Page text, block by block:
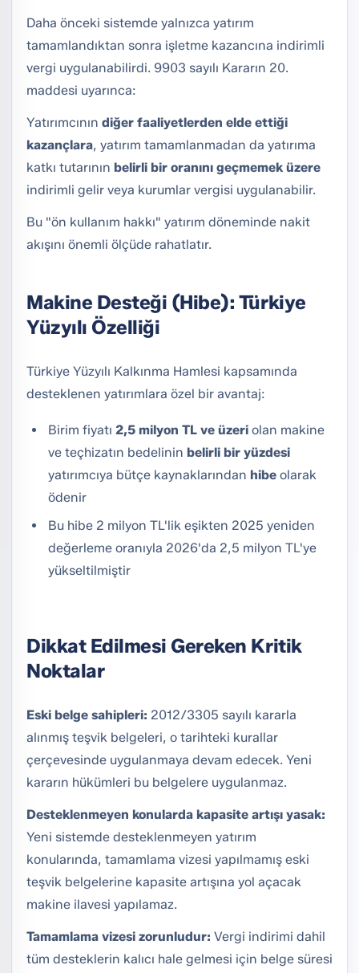
Daha önceki sistemde yalnızca yatırım
tamamlandıktan sonra işletme kazancına indirimli
vergi uygulanabilirdi. 9903 sayılı Kararın 20.
maddesi uyarınca:
Yatırımcının diğer faaliyetlerden elde ettiği
kazançlara, yatırım tamamlanmadan da yatırıma
katkı tutarının belirli bir oranını geçmemek üzere
indirimli gelir veya kurumlar vergisi uygulanabilir.
Bu "ön kullanım hakkı" yatırım döneminde nakit
akışını önemli ölçüde rahatlatır.
Makine Desteği (Hibe): Türkiye
Yüzyılı Özelliği
Türkiye Yüzyılı Kalkınma Hamlesi kapsamında
desteklenen yatırımlara özel bir avantaj:
Birim fiyatı2,5 milyon TL ve üzeri olan makine
ve teçhizatın bedelinin belirli bir yüzdesi
yatırımcıya bütçe kaynaklarından hibe olarak
ödenir
Bu hibe 2 milyon TL'lik eşikten 2025 yeniden
değerleme oranıyla 2026'da 2,5 milyon TL'ye
yükseltilmiştir
Dikkat Edilmesi Gereken Kritik
Noktalar
Eski belge sahipleri: 2012/3305 sayılı kararla
alınmış teşvik belgeleri, o tarihteki kurallar
çerçevesinde uygulanmaya devam edecek. Yeni
kararın hükümleri bu belgelere uygulanmaz.
Desteklenmeyen konularda kapasite artışı yasak:
Yeni sistemde desteklenmeyen yatırım
konularında, tamamlama vizesi yapılmamış eski
teşvik belgelerine kapasite artışına yol açacak
makine ilavesi yapılamaz.
Tamamlama vizesi zorunludur: Vergi indirimi dahil
tüm desteklerin kalıcı hale gelmesi için belge süresi